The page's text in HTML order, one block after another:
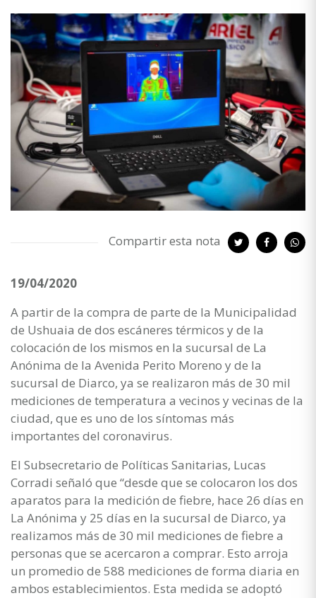
Compartir esta nota
19/04/2020
A partir de la compra de parte de la Municipalidad
de Ushuaia de dos escáneres térmicos y de la
colocación de los mismos en la sucursal de La
Anónima de la Avenida Perito Moreno y de la
sucursal de Diarco, ya se realizaron más de 30 mil
mediciones de temperatura a vecinos y vecinas de la
ciudad, que es uno de los síntomas más
importantes del coronavirus.
El Subsecretario de Políticas Sanitarias, Lucas
Corradi señaló que “desde que se colocaron los dos
aparatos para la medición de fiebre, hace 26 días en
La Anónima y 25 días en la sucursal de Diarco, ya
realizamos más de 30 mil mediciones de fiebre a
personas que se acercaron a comprar. Esto arroja
un promedio de 588 mediciones de forma diaria en
ambos establecimientos. Esta medida se adoptó